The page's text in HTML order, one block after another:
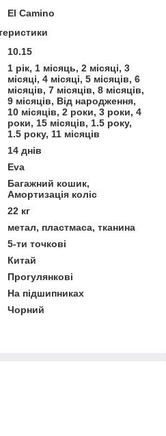
El Camino
10.15
1 рік, 1 місяць, 2 місяці, 3
місяці, 4 місяці, 5 місяців, 6
місяців, 7 місяців, 8 місяців,
9 місяців, Від народження,
10 місяців, 2 роки, 3 роки, 4
роки, 15 місяців, 1.5 року,
1.5 року, 11 місяців
14 днів
Eva
Багажний кошик,
Амортизація коліс
22 кг
метал, пластмаса, тканина
5-ти точкові
Китай
Прогулянкові
На підшипниках
Чорний